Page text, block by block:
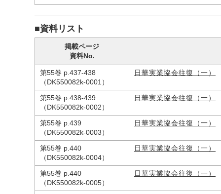
■資料リスト
掲載ページ
資料No.
第55巻 p.437-438
（DK550082k-0001）
日華実業協会往復（一）
第55巻 p.438-439
（DK550082k-0002）
日華実業協会往復（一）
第55巻 p.439
（DK550082k-0003）
日華実業協会往復（一）
第55巻 p.440
（DK550082k-0004）
日華実業協会往復（一）
第55巻 p.440
（DK550082k-0005）
日華実業協会往復（一）